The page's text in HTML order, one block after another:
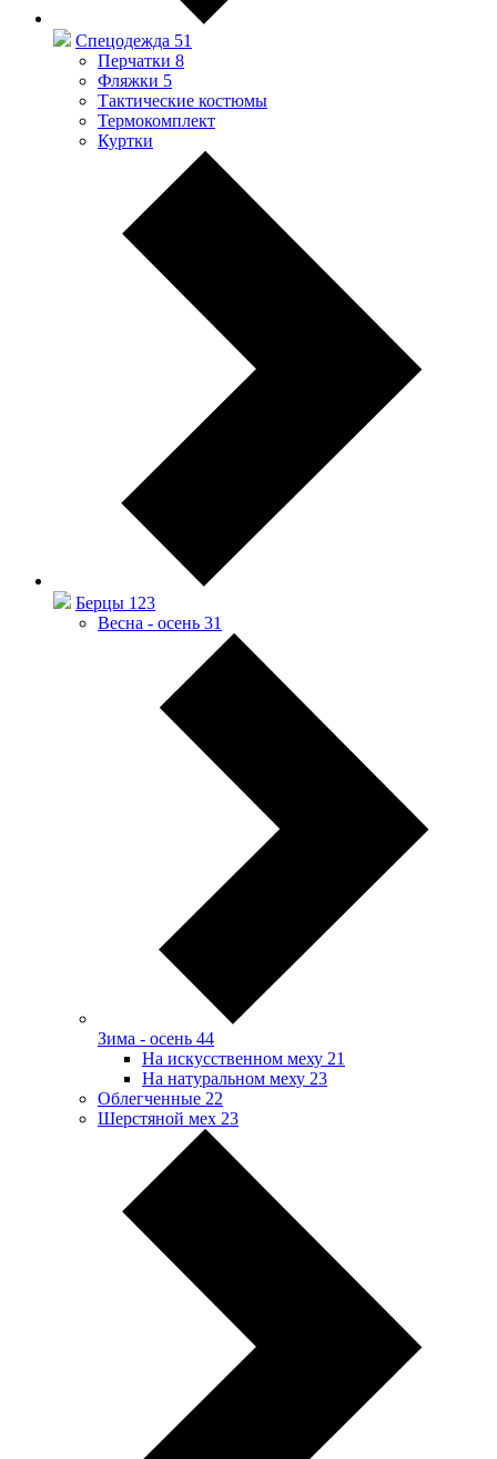
Спецодежда 51
Перчатки 8
Фляжки 5
Тактические костюмы
Термокомплект
Куртки
Берцы 123
Весна - осень 31
Зима - осень 44
На искусственном меху 21
На натуральном меху 23
Облегченные 22
Шерстяной мех 23